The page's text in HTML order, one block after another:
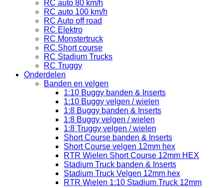
RC auto 80 km/h
RC auto 100 km/h
RC Auto off road
RC Elektro
RC Monstertruck
RC Short course
RC Stadium Trucks
RC Truggy
Onderdelen
Banden en velgen
1:10 Buggy banden & Inserts
1:10 Buggy velgen / wielen
1:8 Buggy banden & Inserts
1:8 Buggy velgen / wielen
1:8 Truggy velgen / wielen
Short Course banden & Inserts
Short Course velgen 12mm hex
RTR Wielen Short Course 12mm HEX
Stadium Truck banden & Inserts
Stadium Truck Velgen 12mm hex
RTR Wielen 1:10 Stadium Truck 12mm